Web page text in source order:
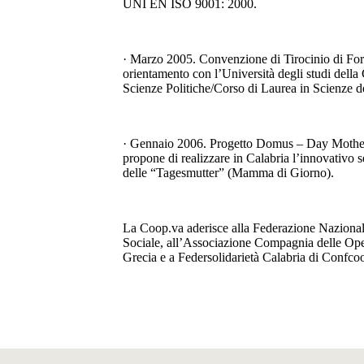
UNI EN ISO 9001: 2000.
· Marzo 2005. Convenzione di Tirocinio di
orientamento con l’Università degli studi della
Scienze Politiche/Corso di Laurea in Scienze
· Gennaio 2006. Progetto Domus – Day
propone di realizzare in Calabria l’innovativo
delle “Tagesmutter” (Mamma di Giorno).
La Coop.va aderisce alla Federazione
Sociale, all’Associazione Compagnia delle
Grecia e a Federsolidarietà Calabria di